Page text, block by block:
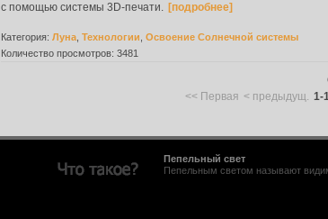
с помощью системы 3D-печати. [подробнее]
Категория: Луна Технологии Освоение Солнечной системы
Количество просмотров: 3481
<< Первая < предыдущ. 1-
Пепельный свет
Пепельным светом называют